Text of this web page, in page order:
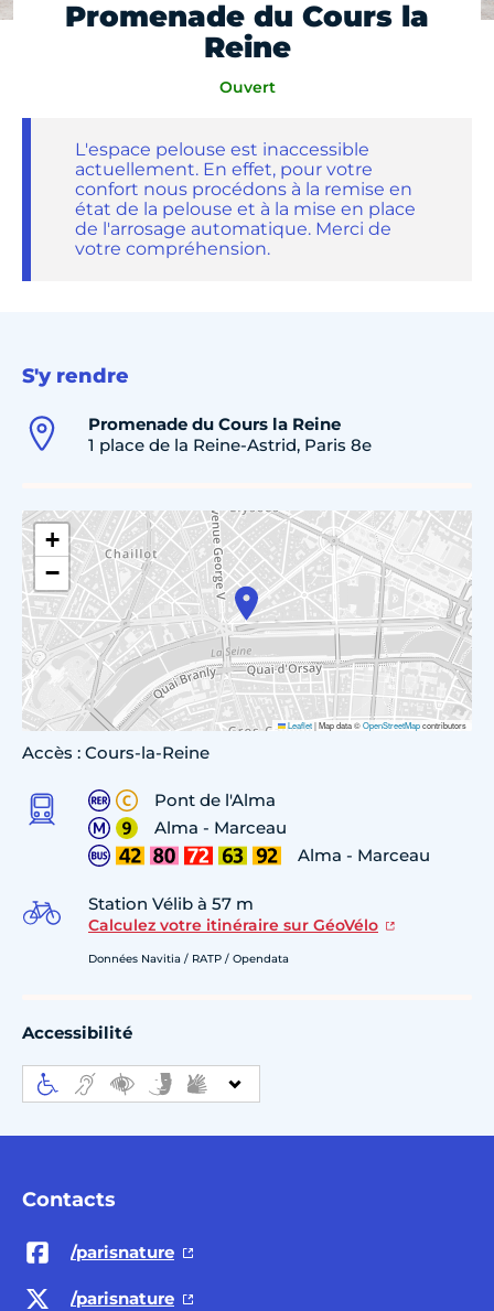
Promenade du Cours la
Reine
Ouvert
L'espace pelouse est inaccessible
actuellement. En effet, pour votre
confort nous procédons à la remise en
état de la pelouse et à la mise en place
de l'arrosage automatique. Merci de
votre compréhension.
S'y rendre
Promenade du Cours la Reine
1 place de la Reine-Astrid, Paris 8e
+
−
Leaflet|Map data ©OpenStreetMapcontributors
Accès : Cours-la-Reine
Pont de l'Alma
Alma - Marceau
Alma - Marceau
Station Vélib à 57 m
Calculez votre itinéraire sur GéoVélo
Données Navitia / RATP / Opendata
Accessibilité
Contacts
/parisnature
/parisnature